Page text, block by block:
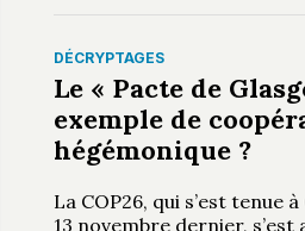
DÉCRYPTAGES
Le « Pacte de
exemple de
hégémonique ?
La COP26, qui s’est tenue
13 novembre dernier, s’est